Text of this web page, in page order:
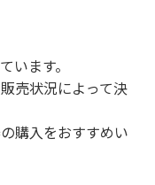
います。
売状況によって決
購入をおすすめい